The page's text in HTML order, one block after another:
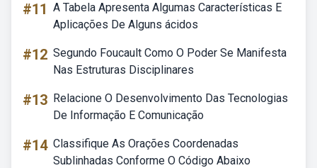
#11 A Tabela Apresenta Algumas Características E
Aplicações De Alguns ácidos
#12 Segundo Foucault Como O Poder Se Manifesta
Nas Estruturas Disciplinares
#13 Relacione O Desenvolvimento Das Tecnologias
De Informação E Comunicação
#14 Classifique As Orações Coordenadas
Sublinhadas Conforme O Código Abaixo